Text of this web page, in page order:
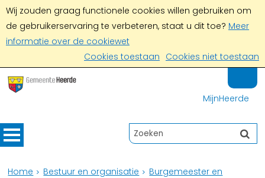
Wij zouden graag functionele cookies willen gebruiken om
de gebruikerservaring te verbeteren, staat u dit toe? Meer
informatie over de cookiewet
Cookies toestaan Cookies niet toestaan
MijnHeerde
Home Bestuur en organisatie
Burgemeester en